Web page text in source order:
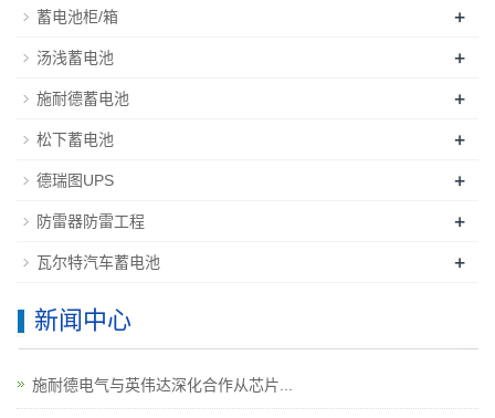
蓄电池柜/箱 +
汤浅蓄电池 +
施耐德蓄电池 +
松下蓄电池 +
德瑞图UPS +
防雷器防雷工程 +
瓦尔特汽车蓄电池 +
新闻中心
施耐德电气与英伟达深化合作从芯片...